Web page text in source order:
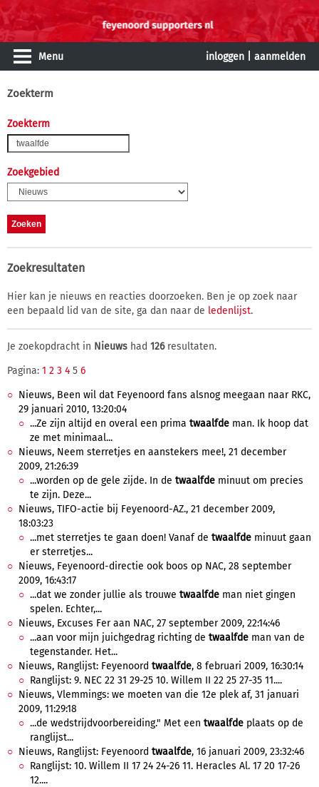
Menu inloggen aanmelden
Zoekterm
Zoekterm
Zoekgebied
Zoekresultaten
Hier kan je nieuws en reacties doorzoeken. Ben je op zoek naar
een bepaald lid van de site, ga dan naar de ledenlijst.
Je zoekopdracht in Nieuws had 126resultaten.
Pagina: 1 2 3 4 5 6
Nieuws, Been wil dat Feyenoord fans alsnog meegaan naar RKC,
29 januari 2010, 13:20:04
...Ze zijn altijd en overal een prima twaalfde man. Ik hoop dat
ze met minimaal...
Nieuws, Neem sterretjes en aanstekers mee!, 21 december
2009, 21:26:39
...worden op de gele zijde. In de twaalfde minuut om precies
te zijn. Deze...
Nieuws, TIFO-actie bij Feyenoord-AZ., 21 december 2009,
18:03:23
...met sterretjes te gaan doen! Vanaf de twaalfde minuut gaan
er sterretjes...
Nieuws, Feyenoord-directie ook boos op NAC, 28 september
2009, 16:43:17
...dat we zonder jullie als trouwe twaalfde man niet gingen
spelen. Echter,...
Nieuws, Excuses Fer aan NAC, 27 september 2009, 22:14:46
...aan voor mijn juichgedrag richting de twaalfde man van de
tegenstander. Het...
Nieuws, Ranglijst: Feyenoord twaalfde, 8 februari 2009, 16:30:14
Ranglijst: 9. NEC 22 31 29-25 10. Willem II 22 25 27-35 11....
Nieuws, Vlemmings: we moeten van die 12e plek af, 31 januari
2009, 11:29:18
...de wedstrijdvoorbereiding." Met een twaalfde plaats op de
ranglijst...
Nieuws, Ranglijst: Feyenoord twaalfde, 16 januari 2009, 23:32:46
Ranglijst: 10. Willem II 17 24 24-26 11. Heracles Al. 17 20 17-26
12....